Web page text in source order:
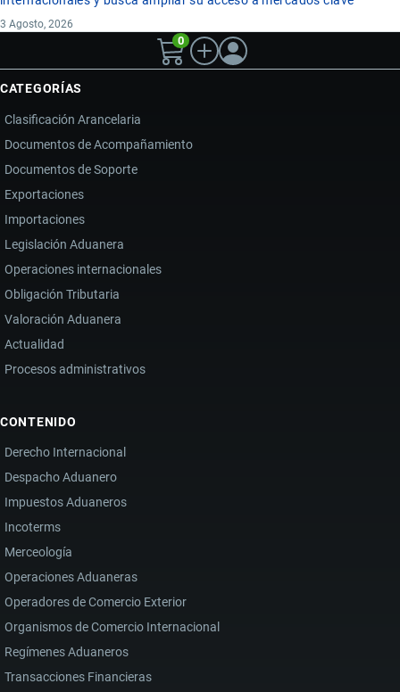
3 Agosto, 2026
0
CATEGORÍAS
Clasificación Arancelaria
Documentos de Acompañamiento
Documentos de Soporte
Exportaciones
Importaciones
Legislación Aduanera
Operaciones internacionales
Obligación Tributaria
Valoración Aduanera
Actualidad
Procesos administrativos
CONTENIDO
Derecho Internacional
Despacho Aduanero
Impuestos Aduaneros
Incoterms
Merceología
Operaciones Aduaneras
Operadores de Comercio Exterior
Organismos de Comercio Internacional
Regímenes Aduaneros
Transacciones Financieras